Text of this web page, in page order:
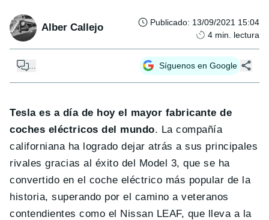
Alber Callejo Publicado: 13/09/2021 15:04
4 min. lectura
Síguenos en Google
Tesla es a día de hoy el mayor fabricante de
coches eléctricos del mundo. La compañía
californiana ha logrado dejar atrás a sus principales
rivales gracias al éxito del Model 3, que se ha
convertido en el coche eléctrico más popular de la
historia, superando por el camino a veteranos
contendientes como el Nissan LEAF, que lleva a la